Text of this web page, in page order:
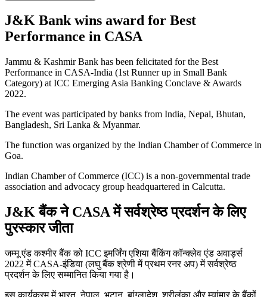
J&K Bank wins award for Best
Performance in CASA
Jammu & Kashmir Bank has been felicitated for the Best
Performance in CASA-India (1st Runner up in Small Bank
Category) at ICC Emerging Asia Banking Conclave & Awards
2022.
The event was participated by banks from India, Nepal, Bhutan,
Bangladesh, Sri Lanka & Myanmar.
The function was organized by the Indian Chamber of Commerce in
Goa.
Indian Chamber of Commerce (ICC) is a non-governmental trade
association and advocacy group headquartered in Calcutta.
J&K बैंक ने CASA में सर्वश्रेष्ठ प्रदर्शन के लिए
पुरस्कार जीता
जम्मू एंड कश्मीर बैंक को ICC इमर्जिंग एशिया बैंकिंग कॉन्क्लेव एंड अवार्ड्स
2022 में CASA-इंडिया (लघु बैंक श्रेणी में प्रथम रनर अप) में सर्वश्रेष्ठ
प्रदर्शन के लिए सम्मानित किया गया है।
इस कार्यक्रम में भारत, नेपाल, भूटान, बांग्लादेश, श्रीलंका और म्यांमार के बैंकों